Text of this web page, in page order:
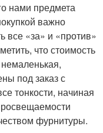
нами предмета
важно
все «за» и «против»
что стоимость
под заказ с
тонкости, начиная
фурнитуры.